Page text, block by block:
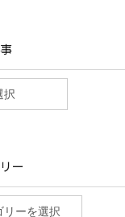
ー